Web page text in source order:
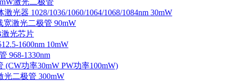
激光二极管
光器 1028/1036/1060/1064/1068/1084nm 30mW
宽激光二极管 90mW
激光芯片
1600nm 10mW
968-1330nm
(CW功率30mW PW功率100mW)
光二极管 300mW